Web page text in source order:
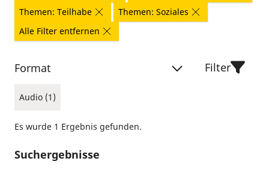
Themen: Teilhabe
Themen: Soziales
Alle Filter entfernen
Format
Audio (1)
Filter
Es wurde 1 Ergebnis gefunden.
Suchergebnisse